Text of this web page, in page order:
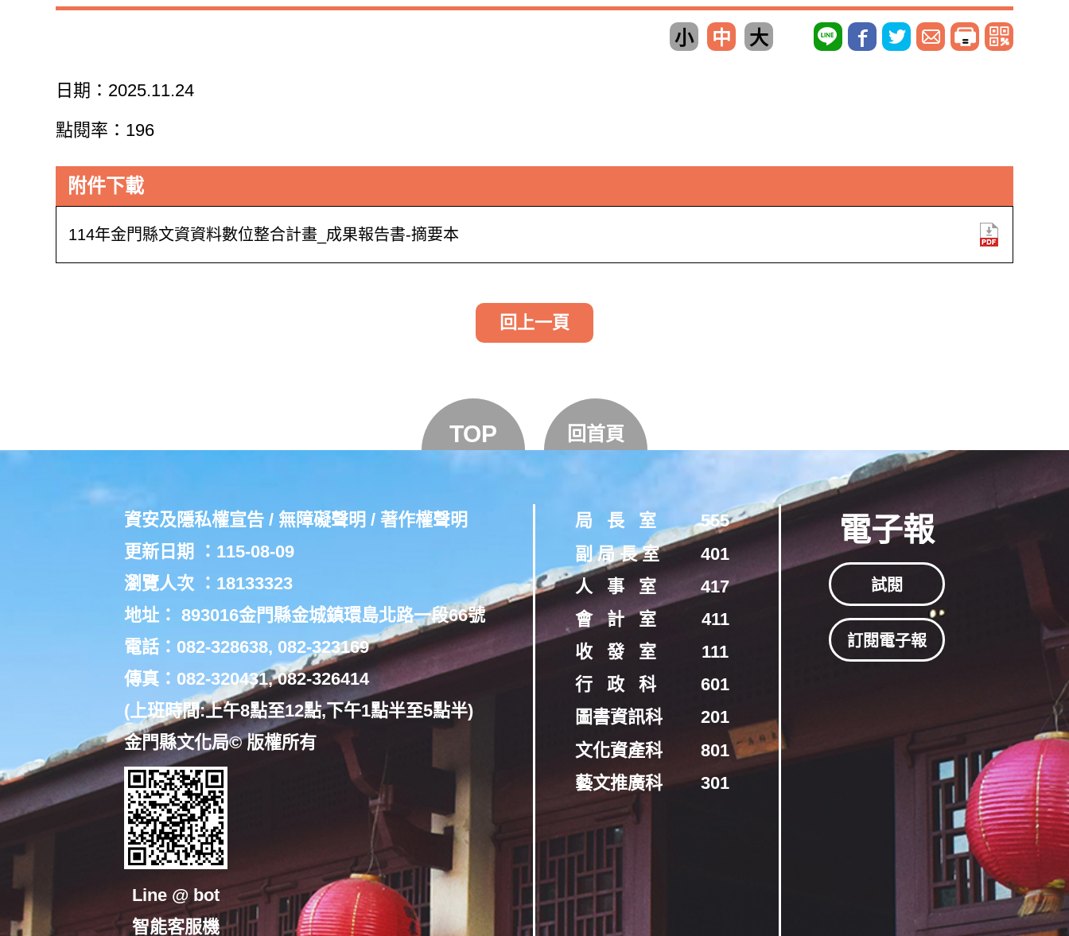
小 中 大
日期：2025.11.24
點閱率：196
附件下載
114年金門縣文資資料數位整合計畫_成果報告書-摘要本
回上一頁
TOP 回首頁
資安及隱私權宣告 / 無障礙聲明 / 著作權聲明
更新日期 ：115-08-09
瀏覽人次 ：18133323
地址： 893016金門縣金城鎮環島北路一段66號
電話：082-328638, 082-323169
傳真：082-320431, 082-326414
(上班時間:上午8點至12點,下午1點半至5點半)
金門縣文化局© 版權所有
Line @ bot
智能客服機
局 長 室
555
副 局 長 室
401
人 事 室
417
會 計 室
411
收 發 室
111
行 政 科
601
圖書資訊科
201
文化資產科
801
藝文推廣科
301
電子報
試閱
訂閱電子報